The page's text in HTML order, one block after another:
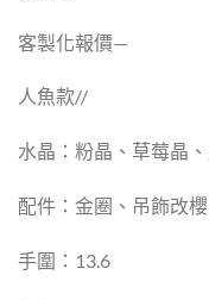
客製化報價—
人魚款//
水晶：粉晶、草莓晶
配件：金圈、吊飾改
手圍：13.6